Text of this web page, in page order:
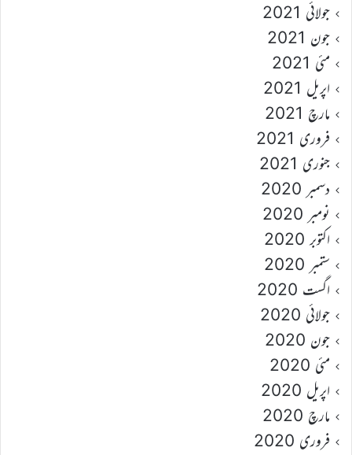
جولائی 2021
جون 2021
مئی 2021
اپریل 2021
مارچ 2021
فروری 2021
جنوری 2021
دسمبر 2020
نومبر 2020
اکتوبر 2020
ستمبر 2020
اگست 2020
جولائی 2020
جون 2020
مئی 2020
اپریل 2020
مارچ 2020
فروری 2020